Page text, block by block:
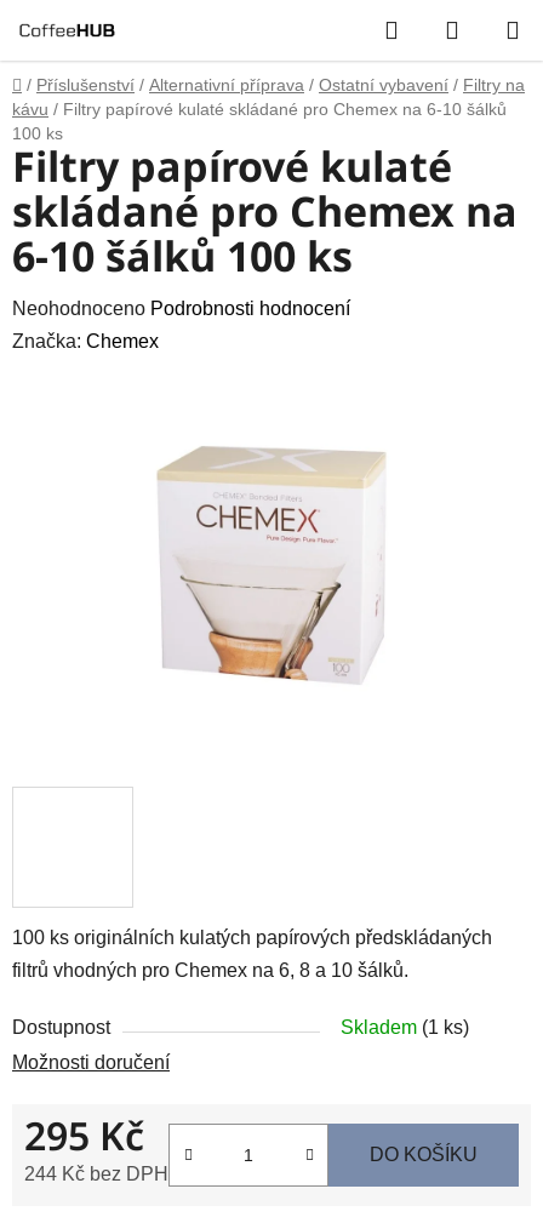
na
obsah
Hledat
KOŠÍK
Domů
/ Příslušenství / Alternativní příprava / Ostatní vybavení / Filtry na
kávu / Filtry papírové kulaté skládané pro Chemex na 6-10 šálků
100 ks
100 ks originálních kulatých papírových předskládaných
filtrů vhodných pro Chemex na 6, 8 a 10 šálků.
Dostupnost Skladem (1 ks)
Možnosti doručení
295 Kč
244 Kč bez DPH
DO KOŠÍKU
Filtry papírové kulaté
skládané pro Chemex na
6-10 šálků 100 ks
Průměrné
hodnocení
Neohodnoceno Podrobnosti hodnocení
Značka: Chemex